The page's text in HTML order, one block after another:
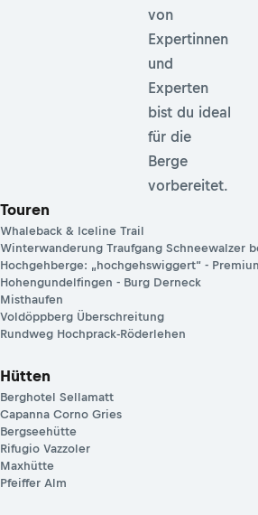
von
Expertinnen
und
Experten
bist du ideal
für die
Berge
vorbereitet.
Touren
Whaleback & Iceline Trail
Winterwanderung Traufgang Schneewalzer
Hochgehberge: „hochgehswiggert“ -
Hohengundelfingen - Burg Derneck
Misthaufen
Voldöppberg Überschreitung
Rundweg Hochprack-Röderlehen
Hütten
Berghotel Sellamatt
Capanna Corno Gries
Bergseehütte
Rifugio Vazzoler
Maxhütte
Pfeiffer Alm